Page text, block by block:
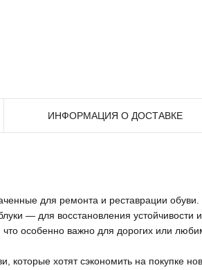
ИНФОРМАЦИЯ О ДОСТАВКЕ
для ремонта и реставрации обуви.
— для восстановления
особенно важно для дорогих или
которые хотят сэкономить на покупке